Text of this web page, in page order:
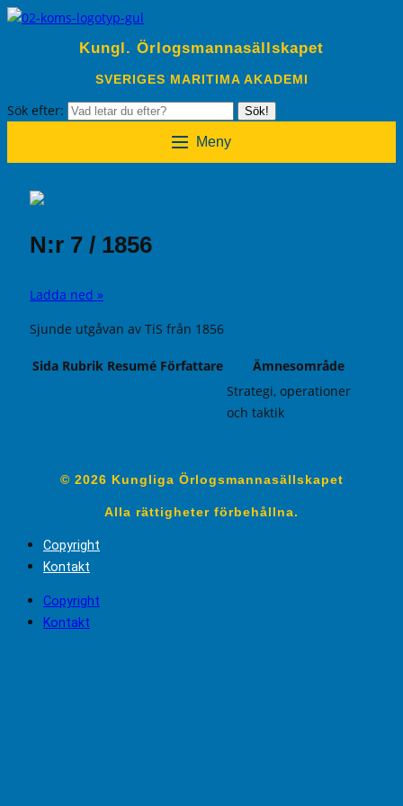
Kungl. Örlogsmannasällskapet
SVERIGES MARITIMA AKADEMI
Sök efter: Sök!
Meny
N:r 7 / 1856
Ladda ned »
Sjunde utgåvan av TiS från 1856
Sida Rubrik Resumé Författare
Ämnesområde
Strategi, operationer
och taktik
© 2026 Kungliga Örlogsmannasällskapet
Alla rättigheter förbehållna.
Copyright
Kontakt
Copyright
Kontakt